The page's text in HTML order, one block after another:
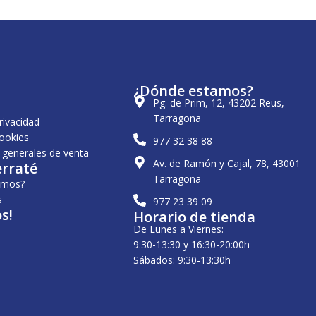
de venta
¿Dónde estamos?
Pg. de Prim, 12, 43202 Reus,
Tarragona
977 32 38 88
Av. de Ramón y Cajal, 78, 43001
Tarragona
977 23 39 09
Horario de tienda
De Lunes a Viernes:
9:30-13:30 y 16:30-20:00h
Sábados: 9:30-13:30h